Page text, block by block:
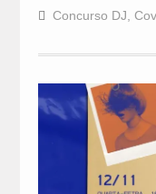
Concurso DJ,